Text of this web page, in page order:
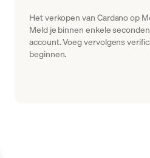
Het verkopen van Cardano op
Meld je binnen enkele
account. Voeg vervolgens
beginnen.